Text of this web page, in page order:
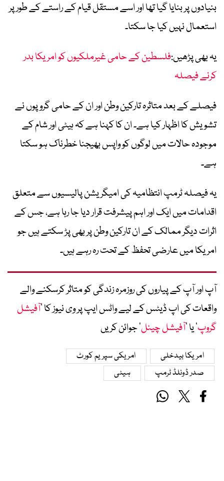
بنیادوں پر بنایا گیا تھا اور اسے مستقل قیام کے راستے کے طور پر
استعمال نہیں کیا جا سکتا۔
یہ بھی پڑھیں:فلسطین کے حامی غیرملکیوں کو امریکا بدر
کرنے فیصلہ
فیصلے کے بعد متاثرہ تارکین وطن اور ان کے حامی گروپوں نے
تشویش کا اظہار کیا ہے۔ ان کا کہنا ہے کہ ہیٹی اور شام کے
موجودہ حالات میں لوگوں کو واپس بھیجنا خطرناک ہو سکتا
ہے۔
یہ فیصلہ ٹرمپ انتظامیہ کی امیگریشن پالیسیوں سے متعلق
اقدامات میں ایک اور اہم پیشرفت قرار دیا جا رہا ہے، جس کے
اثرات دیگر ممالک کے ان تارکین وطن پر بھی پڑ سکتے ہیں جو
امریکا میں عارضی تحفظ کے تحت رہ رہے ہیں۔
آپ اور آپ کے پیاروں کی روزمرہ زندگی کو متاثر کرسکنے والے
واقعات کی اپ ڈیٹس کے لیے واٹس ایپ پر وی نیوز کا ’آفیشل
گروپ‘ یا ’آفیشل چینل‘ جوائن کریں
امریکا بیدخلی
امریکی سپریم کورٹ
صدر ڈونلڈ ٹرمپ
ہیٹی